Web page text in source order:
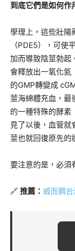
到底它們是如何作
學理上，這些壯陽
（PDE5），可使
加而導致陰莖勃起
會釋放出一氧化氮
的GMP轉變成
莖海綿體充血，最
的一種特殊的酵素
見了以後，血管
莖也就回復原先的
要注意的是，必須
🔗 推薦： 威而鋼